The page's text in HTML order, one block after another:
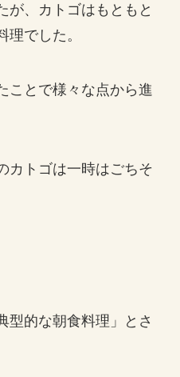
が、カトゴはもともと
理でした。
ことで様々な点から進
カトゴは一時はごちそ
型的な朝食料理」とさ